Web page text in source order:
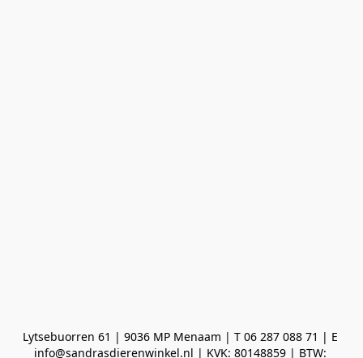
Lytsebuorren 61 | 9036 MP Menaam | T 06 287 088 71 | E
info@sandrasdierenwinkel.nl | KVK: 80148859 | BTW: